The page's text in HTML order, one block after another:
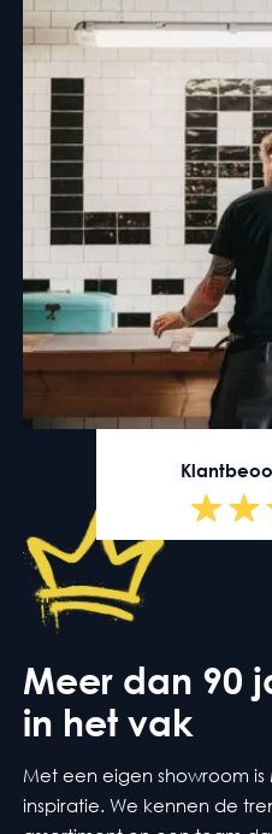
Meer dan 90
in het vak
Met een eigen showroom
inspiratie. We kennen de